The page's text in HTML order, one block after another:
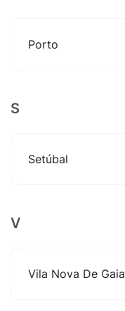
Porto
S
Setúbal
V
Vila Nova De Gaia